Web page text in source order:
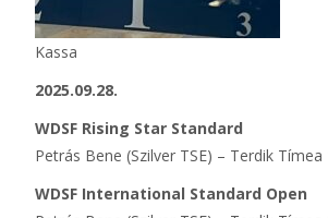
Kassa
2025.09.28.
WDSF Rising Star Standard
Petrás Bene (Szilver TSE) – Terdik Tímea
WDSF International Standard Open